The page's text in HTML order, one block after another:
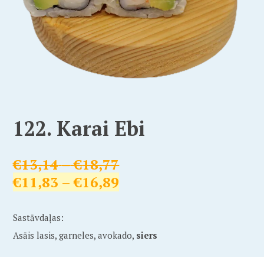
122. Karai Ebi
€13,14–€18,77
€11,83 – €16,89
Sastāvdaļas:
Asāis lasis, garneles, avokado, siers